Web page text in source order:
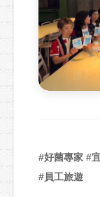
#好菌專家 #
#員工旅遊